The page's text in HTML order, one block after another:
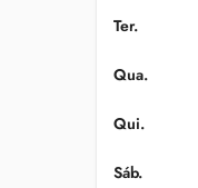
Ter.
Qua.
Qui.
Sáb.